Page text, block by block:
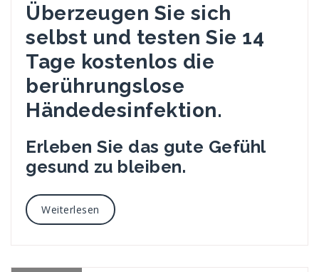
Überzeugen Sie sich
selbst und testen Sie 14
Tage kostenlos die
berührungslose
Händedesinfektion.
Erleben Sie das gute Gefühl
gesund zu bleiben.
Weiterlesen